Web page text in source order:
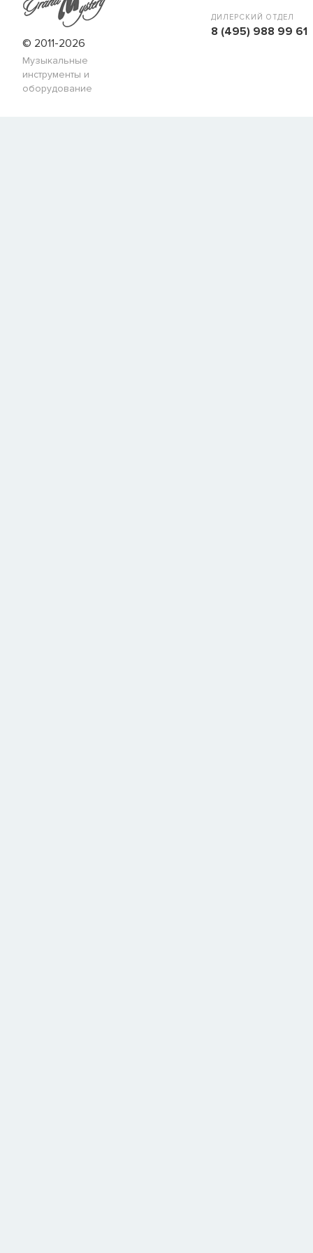
Имя
E-mail
© 2011-2026
Музыкальные
инструменты и
оборудование
ДИЛЕРСКИЙ ОТДЕЛ
8 (495) 988 99 61